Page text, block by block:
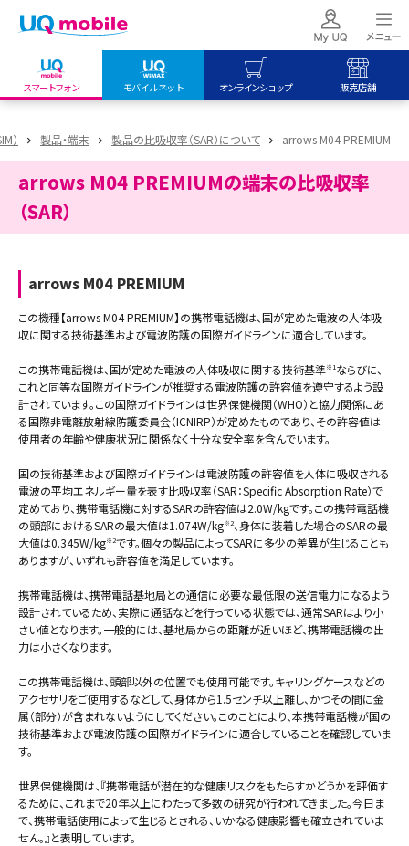
スマートフォン モバイルネット オンラインショップ 販売店舗
UQ WiMAX ご契約の方
My UQ mobile
UQ mobile
オンラインショップ
UQ WiMAX
販売店舗
UQ WiMAX
） 製品・端末 製品の比吸収率（SAR）について arrows M04 PREMIUM
arrows M04 PREMIUMの端末の比吸収率
（SAR）
arrows M04 PREMIUM
この機種【arrows M04 PREMIUM】の携帯電話機は、国が定めた電波の人体吸
収に関する技術基準および電波防護の国際ガイドラインに適合しています。
この携帯電話機は、国が定めた電波の人体吸収に関する技術基準※1 ならびに、
これと同等な国際ガイドラインが推奨する電波防護の許容値を遵守するよう設
計されています。この国際ガイドラインは世界保健機関（WHO）と協力関係にあ
る国際非電離放射線防護委員会（ICNIRP）が定めたものであり、その許容値は
使用者の年齢や健康状況に関係なく十分な安全率を含んでいます。
国の技術基準および国際ガイドラインは電波防護の許容値を人体に吸収される
電波の平均エネルギー量を表す比吸収率（SAR：Specific Absorption Rate）で
定めており、携帯電話機に対するSARの許容値は2.0W/kgです。この携帯電話機
の頭部におけるSARの最大値は1.074W/kg※2、身体に装着した場合のSARの最
大値は0.345W/kg※2です。個々の製品によってSARに多少の差異が生じることも
ありますが、いずれも許容値を満足しています。
携帯電話機は、携帯電話基地局との通信に必要な最低限の送信電力になるよう
設計されているため、実際に通話などを行っている状態では、通常SARはより小
さい値となります。一般的には、基地局からの距離が近いほど、携帯電話機の出
力は小さくなります。
この携帯電話機は、頭部以外の位置でも使用可能です。キャリングケースなどの
アクセサリをご使用するなどして、身体から1.5センチ以上離し、かつその間に金
属（部分）が含まれないようにしてください。このことにより、本携帯電話機が国の
技術基準および電波防護の国際ガイドラインに適合していることを確認していま
す。
世界保健機関は、『携帯電話が潜在的な健康リスクをもたらすかどうかを評価す
るために、これまで20年以上にわたって多数の研究が行われてきました。今日ま
で、携帯電話使用によって生じるとされる、いかなる健康影響も確立されていま
せん。』と表明しています。